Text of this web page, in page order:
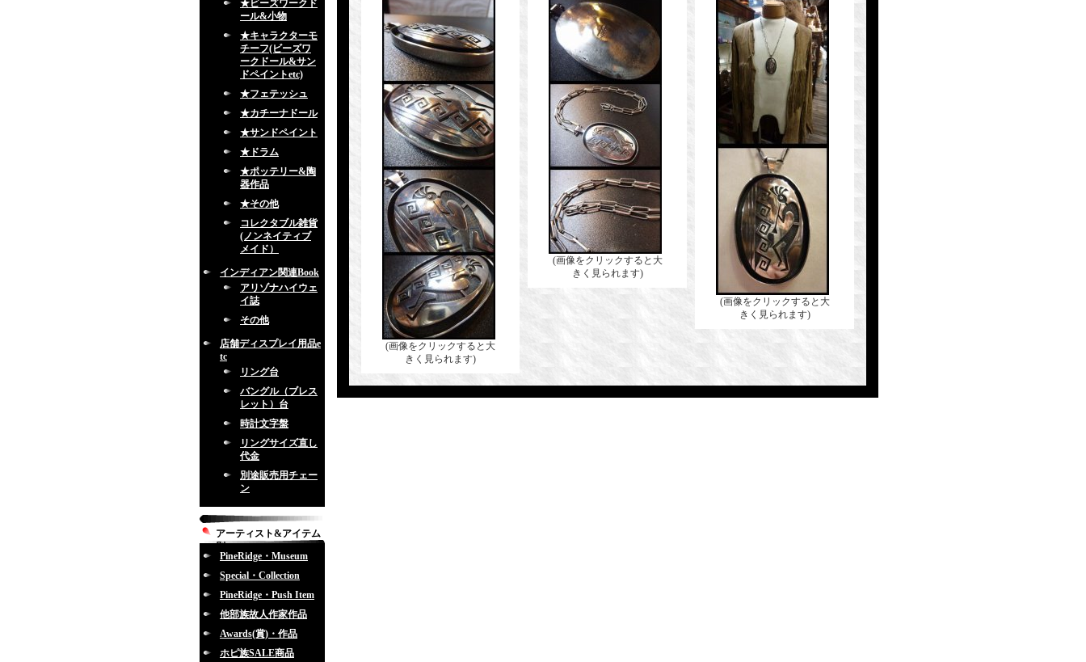
★ビーズワークド
ール&小物
★キャラクターモ
チーフ(ビーズワ
ークドール&サン
ドペイントetc)
★フェテッシュ
★カチーナドール
★サンドペイント
★ドラム
★ポッテリー&陶
器作品
★その他
コレクタブル雑貨
(ノンネイティブ
メイド）
インディアン関連Book
アリゾナハイウェ
イ誌
その他
店舗ディスプレイ用品e
tc
リング台
バングル（ブレス
レット）台
時計文字盤
リングサイズ直し
代金
別途販売用チェー
ン
アーティスト&アイテム
別
PineRidge・Museum
Special・Collection
PineRidge・Push Item
他部族故人作家作品
Awards(賞)・作品
ホピ族SALE商品
(画像をクリックすると大
きく見られます)
(画像をクリックすると大
きく見られます)
(画像をクリックすると大
きく見られます)